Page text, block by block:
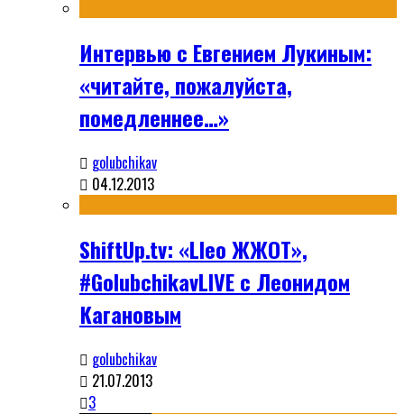
Интервью с Евгением Лукиным:
«читайте, пожалуйста,
помедленнее…»
golubchikav
04.12.2013
ShiftUp.tv: «Lleo ЖЖОТ»,
#GolubchikavLIVE с Леонидом
Кагановым
golubchikav
21.07.2013
3